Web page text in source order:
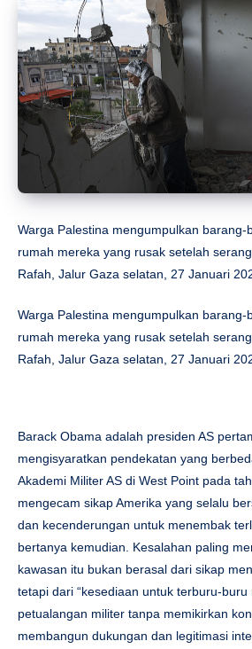
Warga Palestina mengumpulkan
rumah mereka yang rusak setelah
Rafah, Jalur Gaza selatan, 27 Januari
Warga Palestina mengumpulkan
rumah mereka yang rusak setelah
Rafah, Jalur Gaza selatan, 27 Januari
Barack Obama adalah presiden AS
mengisyaratkan pendekatan yang
Akademi Militer AS di West Point pada
mengecam sikap Amerika yang selalu
dan kecenderungan untuk menembak
bertanya kemudian. Kesalahan paling
kawasan itu bukan berasal dari sikap
tetapi dari “kesediaan untuk terburu-buru
petualangan militer tanpa memikirkan
membangun dukungan dan legitimasi